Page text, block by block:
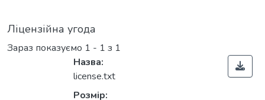
Ліцензійна угода
Зараз показуємо 1 - 1 з 1
Назва:
license.txt
Розмір: